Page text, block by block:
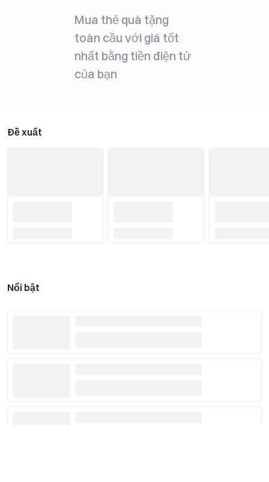
Mua thẻ quà tặng
toàn cầu với giá tốt
nhất bằng tiền điện tử
của bạn
Đề xuất
Nổi bật